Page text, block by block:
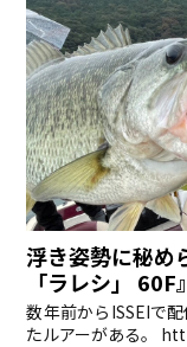
浮き姿勢に秘
「ラレシ」
数年前からISSEIで
たルアーがある。